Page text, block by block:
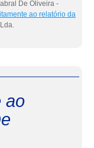
De Oliveira -
ao relatório da
ao